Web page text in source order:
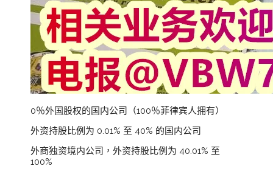
0％外国股权的国内公司（100％菲律宾人拥有）
外资持股比例为 0.01% 至 40% 的国内公司
外商独资境内公司，外资持股比例为 40.01% 至
100%